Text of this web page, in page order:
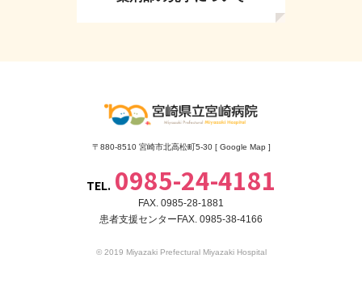
〒880-8510 宮崎市北高松町5-30 [ Google Map]
TEL. 0985-24-4181
FAX. 0985-28-1881
患者支援センターFAX. 0985-38-4166
© 2019 Miyazaki Prefectural Miyazaki Hospital